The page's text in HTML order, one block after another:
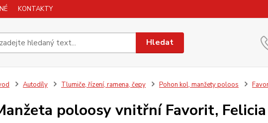
KONTAKTY
Hledat
Autodíly Tlumiče, řízení, ramena, čepy Pohon kol, manžety poloos
poloosy vnitřní Favorit,